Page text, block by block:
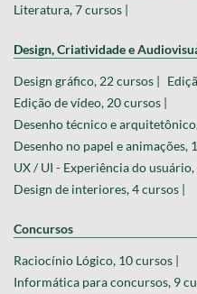
Literatura, 7 cursos |
Design, Criatividade e
Design gráfico, 22 cursos |
Edição de vídeo, 20 cursos |
Desenho técnico e
Desenho no papel e animações,
UX / UI - Experiência do
Design de interiores, 4 cursos |
Concursos
Raciocínio Lógico, 10 cursos |
Informática para concursos, 9